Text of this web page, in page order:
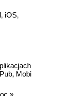
iOS,
Mobi
»